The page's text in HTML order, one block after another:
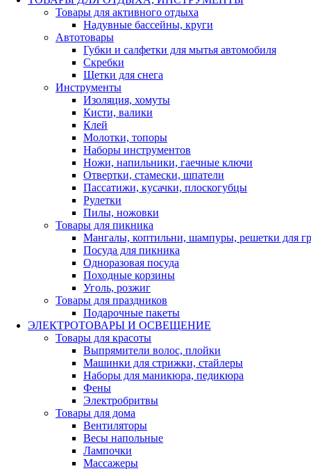
Товары для активного отдыха
Надувные бассейны, круги
Автотовары
Губки и салфетки для мытья автомобиля
Скребки
Щетки для снега
Инструменты
Изоляция, хомуты
Кисти, валики
Клей
Молотки, топоры
Наборы инструментов
Ножи, напильники, гаечные ключи
Отвертки, стамески, шпатели
Пассатижи, кусачки, плоскогубцы
Рулетки
Пилы, ножовки
Товары для пикника
Мангалы, коптильни, шампуры, решетки для
Посуда для пикника
Одноразовая посуда
Походные корзины
Уголь, розжиг
Товары для праздников
Подарочные пакеты
ЭЛЕКТРОТОВАРЫ И ОСВЕЩЕНИЕ
Товары для красоты
Выпрямители волос, плойки
Машинки для стрижки, стайлеры
Наборы для маникюра, педикюра
Фены
Электробритвы
Товары для дома
Вентиляторы
Весы напольные
Лампочки
Массажеры